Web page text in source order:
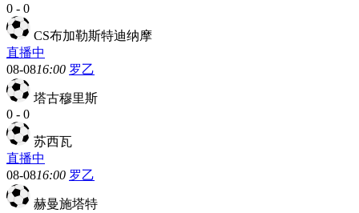
0 - 0
CS布加勒斯特迪纳摩
直播中
08-0816:00 罗乙
塔古穆里斯
0 - 0
苏西瓦
直播中
08-0816:00 罗乙
赫曼施塔特